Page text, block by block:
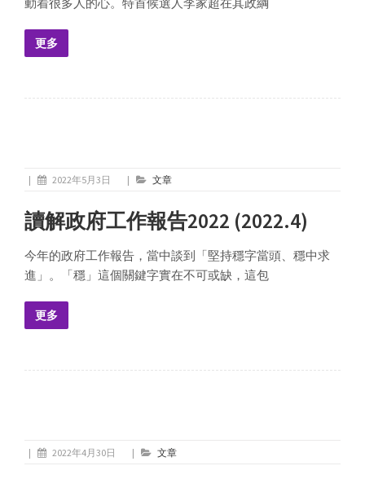
更多
| 2022年5月3日 | 文章
讀解政府工作報告2022 (2022.4)
今年的政府工作報告，當中談到「堅持穩字當頭、穩中求
進」。「穩」這個關鍵字實在不可或缺，這包
更多
| 2022年4月30日 | 文章